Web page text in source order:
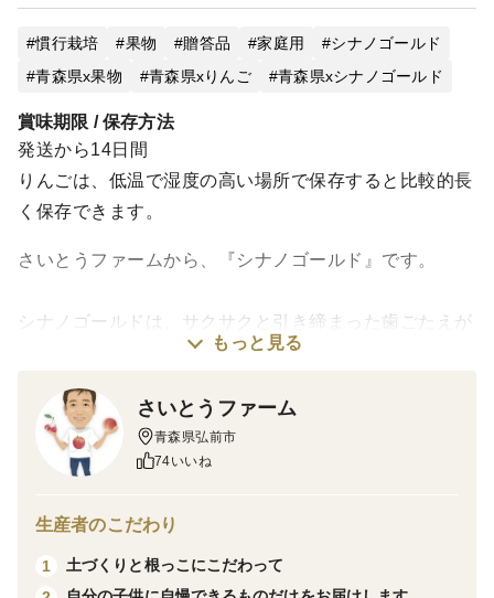
慣行栽培 果物 贈答品 家庭用
シナノゴールド
青森県x果物
青森県xりんご 青森県xシナノゴールド
賞味期限 / 保存方法
発送から14日間
りんごは、低温で湿度の高い場所で保存すると比較的長
く保存できます。
さいとうファームから、『シナノゴールド』です。
シナノゴールドは、サクサクと引き締まった歯ごたえが
楽しめる、長野生まれの黄色りんごです。甘味の中に
なさわやかな風味が楽しめます。
☆りんごを美味しく食べるには？
蔵庫で冷やしてからお召し上がりになるとおいしくいた
だけます。
もっと見る
さいとうファーム
青森県弘前市
74いいね
生産者のこだわり
1
土づくりと根っこにこだわって